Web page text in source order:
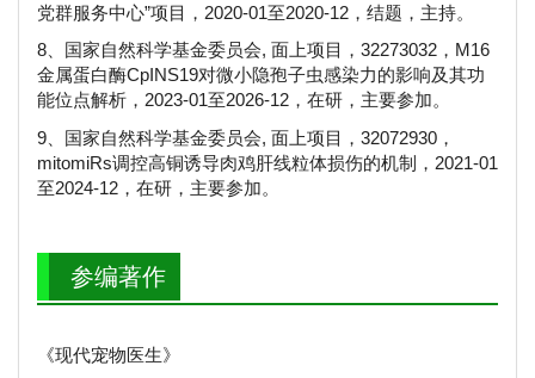
党群服务中心”项目，2020-01至2020-12，结题，主持。
8、国家自然科学基金委员会, 面上项目，32273032，M16
金属蛋白酶CpINS19对微小隐孢子虫感染力的影响及其功
能位点解析，2023-01至2026-12，在研，主要参加。
9、国家自然科学基金委员会, 面上项目，32072930，
mitomiRs调控高铜诱导肉鸡肝线粒体损伤的机制，2021-01
至2024-12，在研，主要参加。
参编著作
《现代宠物医生》